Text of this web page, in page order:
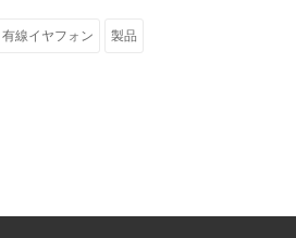
有線イヤフォン 製品